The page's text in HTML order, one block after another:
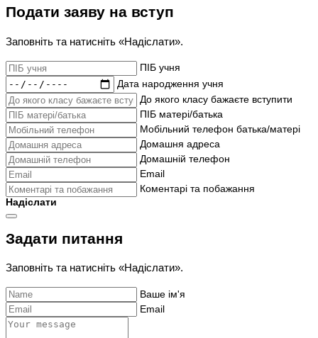
Подати заяву на вступ
Заповніть та натисніть «Надіслати».
ПІБ учня
Дата народження учня
До якого класу бажаєте вступити
ПІБ матері/батька
Мобільний телефон батька/матері
Домашня адреса
Домашній телефон
Email
Коментарі та побажання
Надіслати
Задати питання
Заповніть та натисніть «Надіслати».
Ваше ім'я
Email